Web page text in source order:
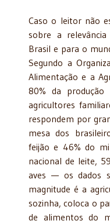
Caso o leitor não
sobre a
Brasil e para o
Segundo a
Alimentação e a
80% da
agricultores
respondem por
mesa dos
feijão e 46% do
nacional de leite,
aves — os dados
magnitude é a
sozinha, coloca o
de alimentos do